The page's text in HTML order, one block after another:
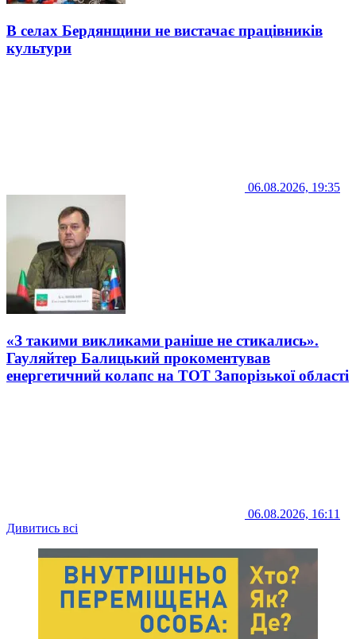
В селах Бердянщини не вистачає працівників
культури
06.08.2026, 19:35
«З такими викликами раніше не стикались».
Гауляйтер Балицький прокоментував
енергетичний колапс на ТОТ Запорізької області
06.08.2026, 16:11
Дивитись всі